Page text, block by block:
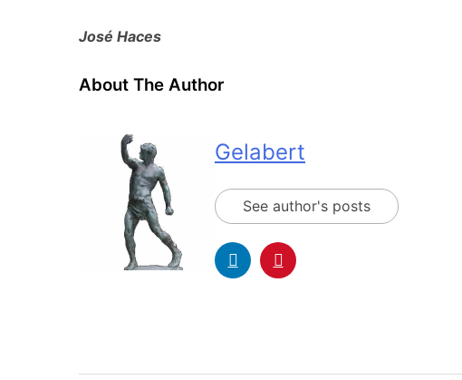
José Haces
About The Author
Gelabert
See author's posts